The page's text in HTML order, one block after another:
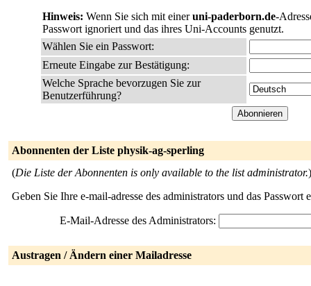
Hinweis: Wenn Sie sich mit eineruni-paderborn.de-
Passwort ignoriert und das ihres Uni-Accounts genutzt.
Wählen Sie ein Passwort:
Erneute Eingabe zur Bestätigung:
Welche Sprache bevorzugen Sie zur
Benutzerführung?
Abonnenten der Liste physik-ag-sperling
(Die Liste der Abonnenten is only available to the list administrator.)
Geben Sie Ihre e-mail-adresse des administrators und das
E-Mail-Adresse des Administrators:
Austragen / Ändern einer Mailadresse